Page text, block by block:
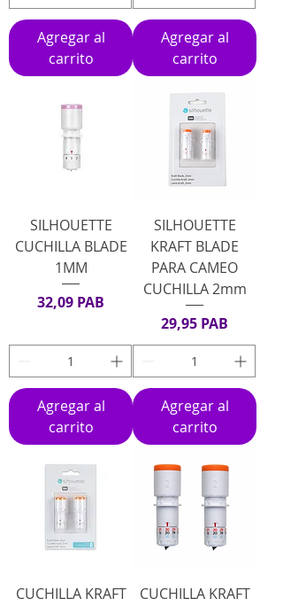
Agregar al
carrito
Agregar al
carrito
SILHOUETTE
CUCHILLA BLADE
1MM
Precio
32,09 PAB
Agregar al
carrito
SILHOUETTE
KRAFT BLADE
PARA CAMEO
CUCHILLA 2mm
Precio
29,95 PAB
Agregar al
carrito
CUCHILLA KRAFT
CUCHILLA KRAFT